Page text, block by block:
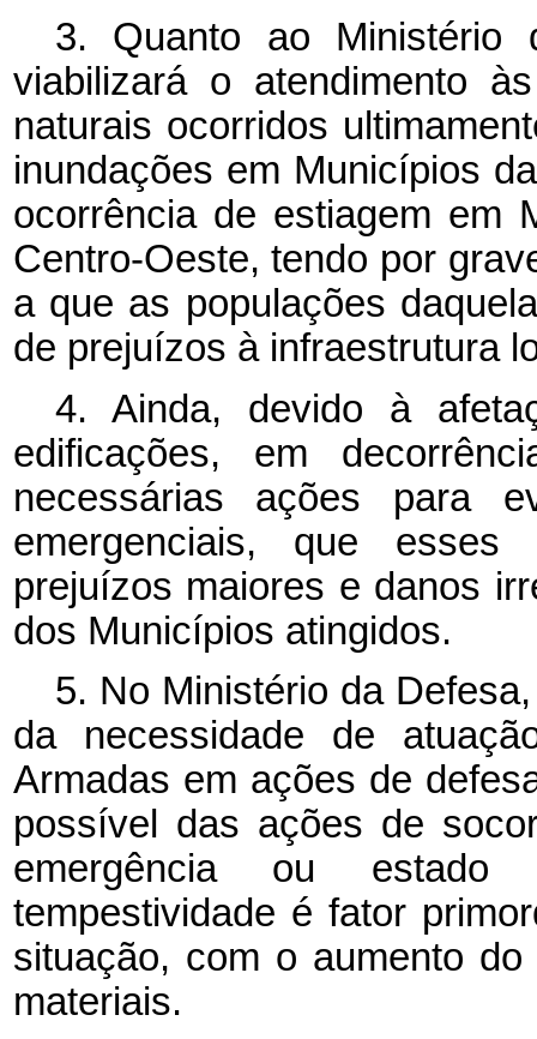
3. Quanto ao Ministério
viabilizará o atendimento
naturais ocorridos
inundações em Municípios
ocorrência de estiagem em
Centro-Oeste, tendo por
a que as populações
de prejuízos à infraestrutura
4. Ainda, devido à
edificações, em
necessárias ações para
emergenciais, que esses
prejuízos maiores e danos
dos Municípios atingidos.
5. No Ministério da
da necessidade de
Armadas em ações de
possível das ações de
emergência ou
tempestividade é fator
situação, com o aumento
materiais.